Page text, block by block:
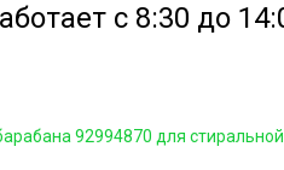
с 8:30 до
92994870 для